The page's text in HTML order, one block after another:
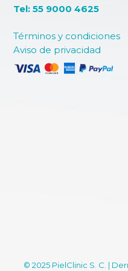
Términos y condiciones
Aviso de privacidad
Tel: 55 9000 4625
© 2025 PielClinic S. C. |